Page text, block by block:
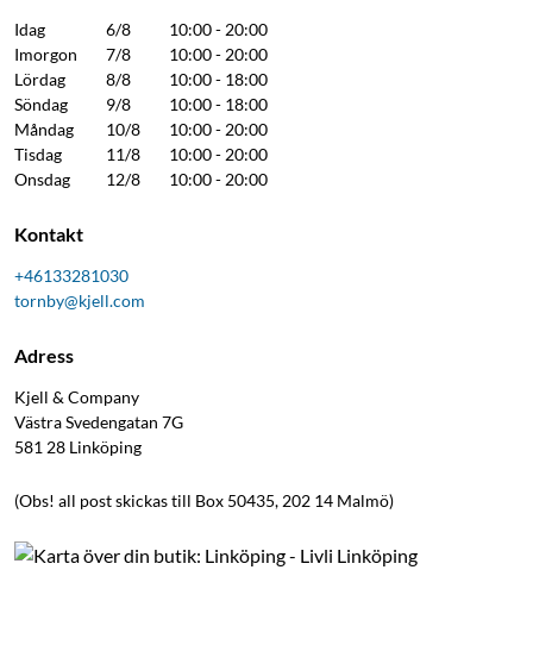
Idag
Imorgon
Lördag
Söndag
Måndag
Tisdag
Onsdag
6/8
7/8
8/8
9/8
10/8
11/8
12/8
10:00 - 20:00
10:00 - 20:00
10:00 - 18:00
10:00 - 18:00
10:00 - 20:00
10:00 - 20:00
10:00 - 20:00
Kontakt
+46133281030
tornby@kjell.com
Adress
Kjell & Company
Västra Svedengatan 7G
581 28 Linköping
(Obs! all post skickas till Box 50435, 202 14 Malmö)